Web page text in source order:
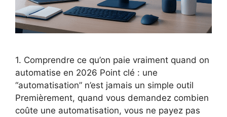
1. Comprendre ce qu’on paie vraiment quand on
automatise en 2026 Point clé : une
“automatisation” n’est jamais un simple outil
Premièrement, quand vous demandez combien
coûte une automatisation, vous ne payez pas